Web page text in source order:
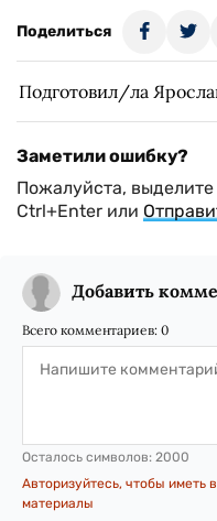
Поделиться
Подготовил/ла
Заметили ошибку?
Пожалуйста,
Ctrl+Enter или
Добавить
Всего комментариев: 0
Осталось символов: 2000
Авторизуйтесь, чтобы иметь
материалы